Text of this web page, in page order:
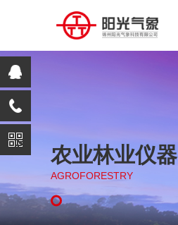
农业林业仪器
AGROFORESTRY